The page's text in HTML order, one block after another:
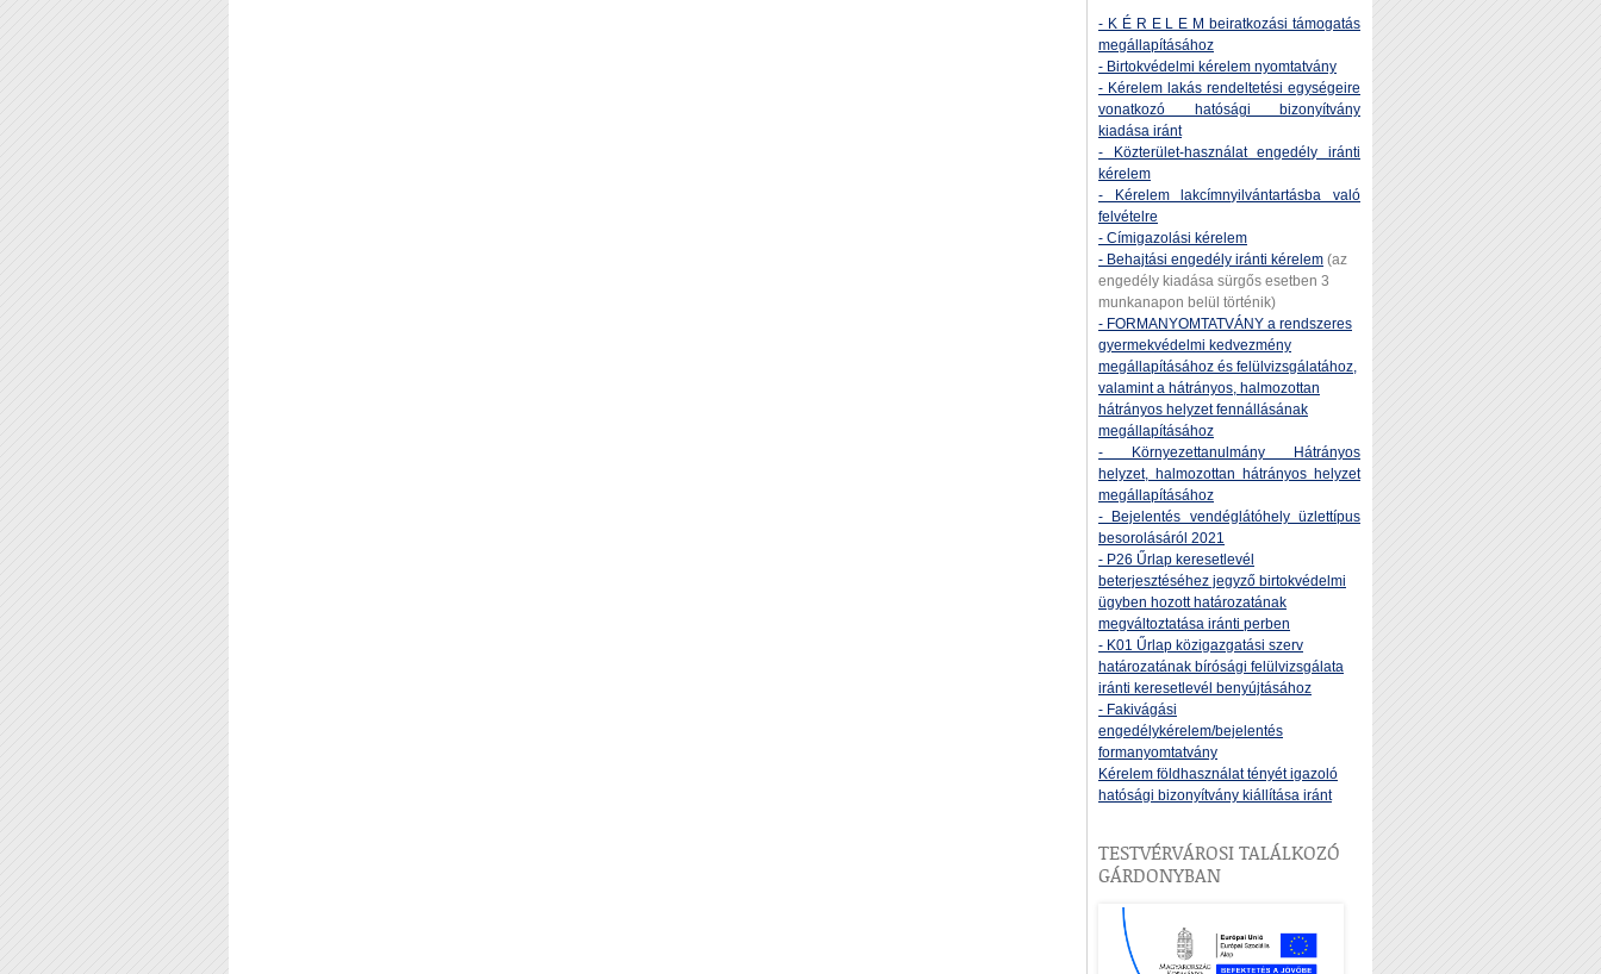
- K É R E L E M beiratkozási támogatás
megállapításához
- Birtokvédelmi kérelem nyomtatvány
- Kérelem lakás rendeltetési egységeire
vonatkozó hatósági bizonyítvány
kiadása iránt
- Közterület-használat engedély iránti
kérelem
- Kérelem lakcímnyilvántartásba való
felvételre
- Címigazolási kérelem
- Behajtási engedély iránti kérelem (az
engedély kiadása sürgős esetben 3
munkanapon belül történik)
- FORMANYOMTATVÁNY a rendszeres
gyermekvédelmi kedvezmény
megállapításához és felülvizsgálatához,
valamint a hátrányos, halmozottan
hátrányos helyzet fennállásának
megállapításához
- Környezettanulmány Hátrányos
helyzet, halmozottan hátrányos helyzet
megállapításához
- Bejelentés vendéglátóhely üzlettípus
besorolásáról 2021
- P26 Űrlap keresetlevél
beterjesztéséhez jegyző birtokvédelmi
ügyben hozott határozatának
megváltoztatása iránti perben
- K01 Űrlap közigazgatási szerv
határozatának bírósági felülvizsgálata
iránti keresetlevél benyújtásához
- Fakivágási
engedélykérelem/bejelentés
formanyomtatvány
Kérelem földhasználat tényét igazoló
hatósági bizonyítvány kiállítása iránt
TESTVÉRVÁROSI TALÁLKOZÓ
GÁRDONYBAN